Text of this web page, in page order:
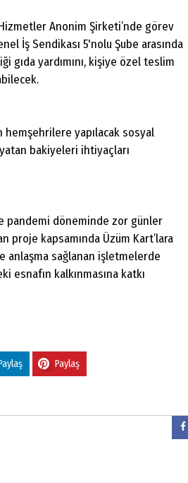
Anonim Şirketi’nde görev
İş Sendikası 5'nolu Şube arasında
gıda yardımını, kişiye özel teslim
hemşehrilere yapılacak sosyal
bakiyeleri ihtiyaçları
pandemi döneminde zor günler
proje kapsamında Üzüm Kart’lara
anlaşma sağlanan işletmelerde
esnafın kalkınmasına katkı
Paylaş